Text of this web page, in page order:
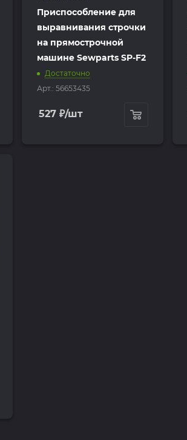
Приспособление для
выравнивания строчки
на прямострочной
машине Sewparts SP-F2
Достаточно
Арт.: 56653435
527 ₽/шт